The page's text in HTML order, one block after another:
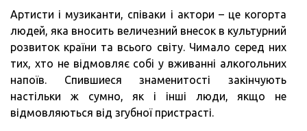
Артисти і музиканти, співаки і актори – це когорта
людей, яка вносить величезний внесок в культурний
розвиток країни та всього світу. Чимало серед них
тих, хто не відмовляє собі у вживанні алкогольних
напоїв. Спившиеся знаменитості закінчують
настільки ж сумно, як і інші люди, якщо не
відмовляються від згубної пристрасті.